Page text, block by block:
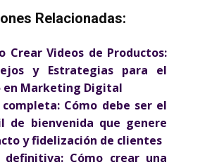
Relacionadas:
Crear Videos de Productos:
y Estrategias para el
en Marketing Digital
completa: Cómo debe ser el
de bienvenida que genere
y fidelización de clientes
definitiva: Cómo crear una